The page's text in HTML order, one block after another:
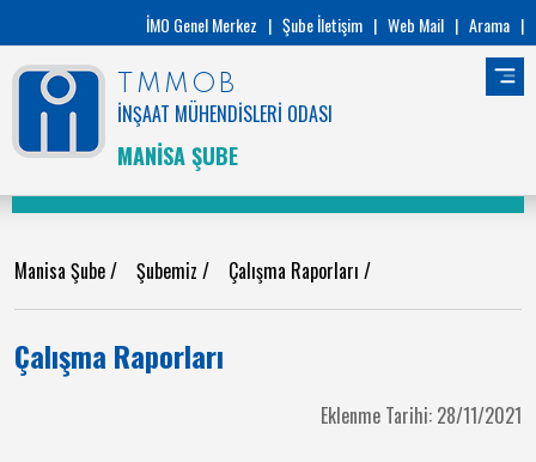
İMO Genel Merkez | Şube İletişim | Web Mail | Arama |
TMMOB
İNŞAAT MÜHENDİSLERİ ODASI
MANİSA ŞUBE
Manisa Şube/ Şubemiz / Çalışma Raporları /
Çalışma Raporları
Eklenme Tarihi: 28/11/2021